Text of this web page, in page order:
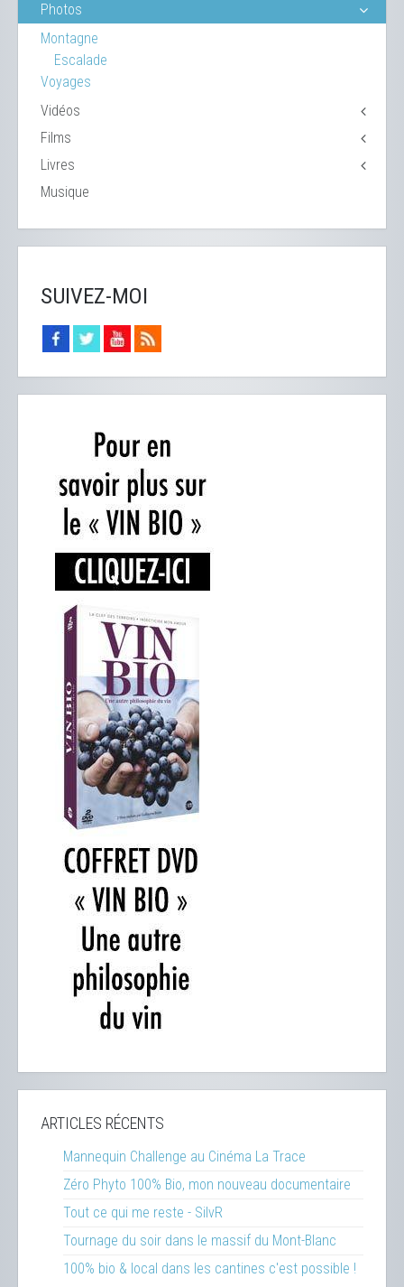
Photos
Montagne
Escalade
Voyages
Vidéos
Films
Livres
Musique
SUIVEZ-MOI
ARTICLES RÉCENTS
Mannequin Challenge au Cinéma La Trace
Zéro Phyto 100% Bio, mon nouveau documentaire
Tout ce qui me reste - SilvR
Tournage du soir dans le massif du Mont-Blanc
100% bio & local dans les cantines c'est possible !